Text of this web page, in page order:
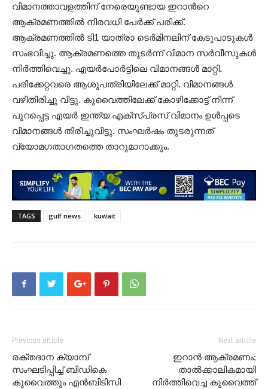
വിമാനത്താവളത്തിന് നേരെയുണ്ടായ ഇറാൻറെ
ആക്രമണത്തിൽ നിരവധി പേർക്ക് പരിക്ക്.
ആക്രമണത്തിൽ ടി1 യാത്രാ ടെർമിനലിന് കേടുപാടുകൾ
സംഭവിച്ചു. ആക്രമണത്തെ തുടർന്ന് വിമാന സർവീസുകൾ
നിർത്തിവെച്ചു. എയർപോർട്ടിലെ വിമാനങ്ങൾ മാറ്റി.
പരിക്കേറ്റവരെ ആശുപത്രിയിലേക്ക് മാറ്റി. വിമാനങ്ങൾ
വഴിതിരിച്ചു വിട്ടു. കുവൈത്തിലേക്ക് കോഴിക്കോട്ട് നിന്ന്
പുറപ്പെട്ട എയർ ഇന്ത്യ എക്സ്പ്രസ് വിമാനം ഉൾപ്പടെ
വിമാനങ്ങൾ തിരിച്ചുവിട്ടു. സംഘർഷം തുടരുന്നത്
വ്യോമഗതാഗതത്തെ താറുമാറാക്കും.
TAGS gulf news kuwait
Previous article
രക്തദാന ക്യാമ്പ്
സംഘടിപ്പിച്ച് ബി‌ഡി‌കെ
കുവൈത്തും എൻ‌ബി‌ടി‌സി
Next article
ഇറാൻ ആക്രമണം;
താൽക്കാലികമായി
നിർത്തിവെച്ച കുവൈത്ത്